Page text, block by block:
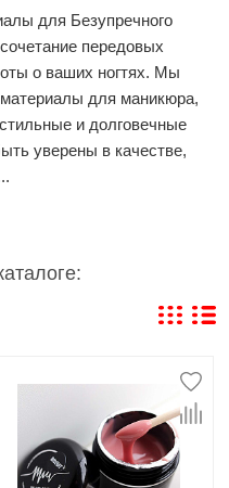
для Безупречного
передовых
о ваших ногтях. Мы
для маникюра,
и долговечные
уверены в качестве,